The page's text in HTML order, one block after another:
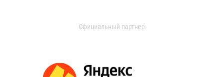
Официальный партнер